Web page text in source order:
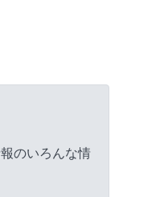
のいろんな情